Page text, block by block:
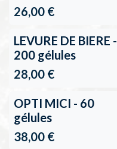
26,00 €
LEVURE DE BIERE -
200 gélules
28,00 €
OPTI MICI - 60
gélules
38,00 €